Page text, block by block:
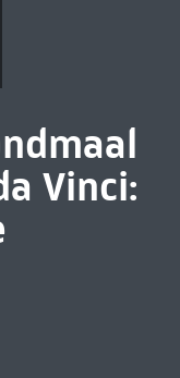
Vinci: